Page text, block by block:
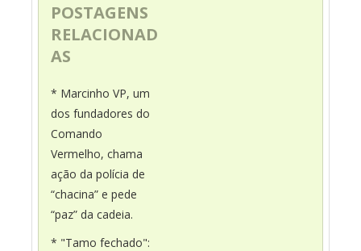
POSTAGENS
RELACIONAD
AS
* Marcinho VP, um
dos fundadores do
Comando
Vermelho, chama
ação da polícia de
“chacina” e pede
“paz” da cadeia.
* "Tamo fechado":